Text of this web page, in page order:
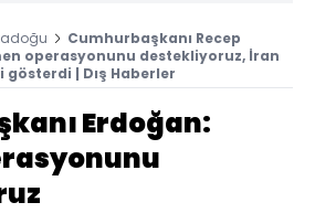
Cumhurbaşkanı Recep
operasyonunu destekliyoruz, İran
gösterdi | Dış Haberler
Erdoğan: